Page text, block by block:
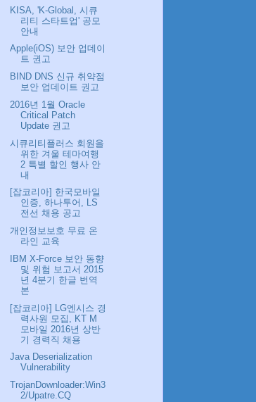
KISA, 'K-Global, 시큐
리티 스타트업' 공모
안내
Apple(iOS) 보안 업데이
트 권고
BIND DNS 신규 취약점
보안 업데이트 권고
2016년 1월 Oracle
Critical Patch
Update 권고
시큐리티플러스 회원을
위한 겨울 테마여행
2 특별 할인 행사 안
내
[잡코리아] 한국모바일
인증, 하나투어, LS
전선 채용 공고
개인정보보호 무료 온
라인 교육
IBM X-Force 보안 동향
및 위험 보고서 2015
년 4분기 한글 번역
본
[잡코리아] LG엔시스 경
력사원 모집, KT M
모바일 2016년 상반
기 경력직 채용
Java Deserialization
Vulnerability
TrojanDownloader:Win3
2/Upatre.CQ